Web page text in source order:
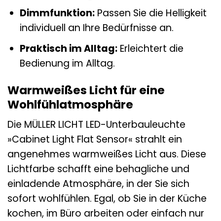
Dimmfunktion:Passen Sie die Helligkeit
individuell an Ihre Bedürfnisse an.
Praktisch im Alltag:Erleichtert die
Bedienung im Alltag.
Warmweißes Licht für eine
Wohlfühlatmosphäre
Die MÜLLER LICHT LED-Unterbauleuchte
»Cabinet Light Flat Sensor« strahlt ein
angenehmes warmweißes Licht aus. Diese
Lichtfarbe schafft eine behagliche und
einladende Atmosphäre, in der Sie sich
sofort wohlfühlen. Egal, ob Sie in der Küche
kochen, im Büro arbeiten oder einfach nur